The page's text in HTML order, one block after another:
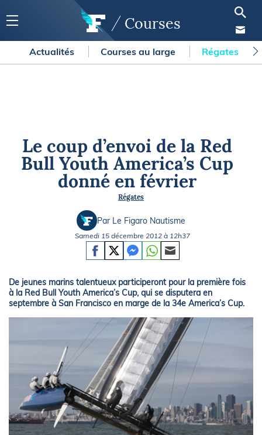
Courses
Actualités Courses au large Régates
Le coup d’envoi de la Red
Bull Youth America’s Cup
donné en février
Régates
Par Le Figaro Nautisme
Samedi 15 décembre 2012 à 12h37
De jeunes marins talentueux participeront pour la première fois
à la Red Bull Youth America’s Cup, qui se disputera en
septembre à San Francisco en marge de la 34e America’s Cup.